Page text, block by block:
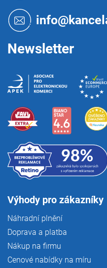
Newsletter
Výhody pro zákazníky
Náhradní plnění
Doprava a platba
Nákup na firmu
Cenové nabídky na míru